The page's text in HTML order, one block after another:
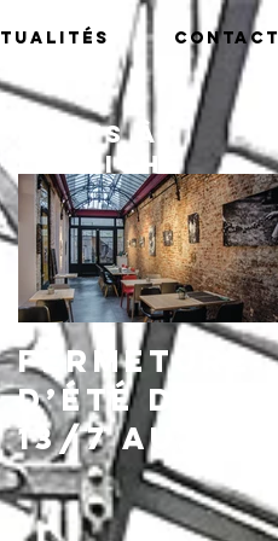
Contact
Posts à
l'affiche
Fermeture
d’été du
13/7 au
16/8,
réouvertu